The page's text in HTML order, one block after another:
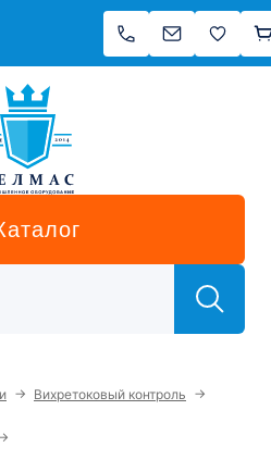
→ Вихретоковый контроль →